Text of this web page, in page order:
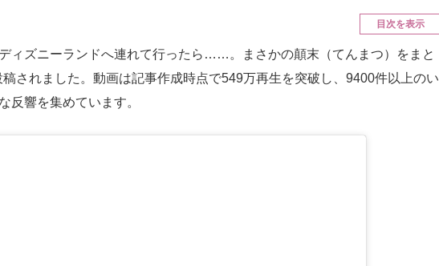
題
目次を表示
ィズニーランドへ連れて行ったら……。まさかの顛末（てんまつ）をまと
稿されました。動画は記事作成時点で549万再生を突破し、9400件以上のい
反響を集めています。